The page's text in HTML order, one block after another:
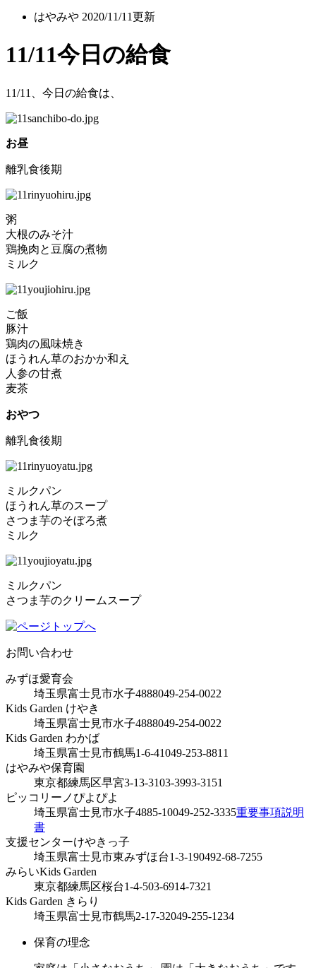
はやみや 2020/11/11更新
11/11今日の給食
11/11、今日の給食は、
お昼
離乳食後期
粥
大根のみそ汁
鶏挽肉と豆腐の煮物
ミルク
ご飯
豚汁
鶏肉の風味焼き
ほうれん草のおかか和え
人参の甘煮
麦茶
おやつ
離乳食後期
ミルクパン
ほうれん草のスープ
さつま芋のそぼろ煮
ミルク
ミルクパン
さつま芋のクリームスープ
お問い合わせ
みずほ愛育会
埼玉県富士見市水子4888049-254-0022
Kids Garden けやき
埼玉県富士見市水子4888049-254-0022
Kids Garden わかば
埼玉県富士見市鶴馬1-6-41049-253-8811
はやみや保育園
東京都練馬区早宮3-13-3103-3993-3151
ピッコリーノぴよぴよ
埼玉県富士見市水子4885-10049-252-3335重要事項説明
書
支援センターけやきっ子
埼玉県富士見市東みずほ台1-3-190492-68-7255
みらいKids Garden
東京都練馬区桜台1-4-503-6914-7321
Kids Garden きらり
埼玉県富士見市鶴馬2-17-32049-255-1234
保育の理念